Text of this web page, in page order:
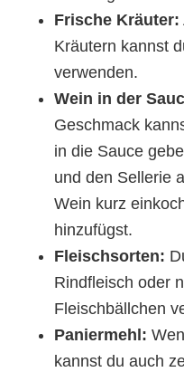
Frische Kräuter:
Kräutern kannst
verwenden.
Wein in der
Geschmack
in die Sauce
und den Sellerie
Wein kurz
hinzufügst.
Fleischsorten:
Rindfleisch oder
Fleischbällchen
Paniermehl:
kannst du auch